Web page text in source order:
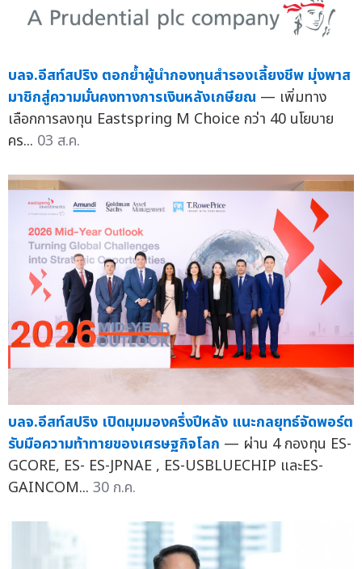
บลจ.อีสท์สปริง ตอกย้ำผู้นำกองทุนสำรองเลี้ยงชีพ มุ่งพาส
มาชิกสู่ความมั่นคงทางการเงินหลังเกษียณ — เพิ่มทาง
เลือกการลงทุน Eastspring M Choice กว่า 40 นโยบาย
คร... 03 ส.ค.
บลจ.อีสท์สปริง เปิดมุมมองครึ่งปีหลัง แนะกลยุทธ์จัดพอร์ต
รับมือความท้าทายของเศรษฐกิจโลก — ผ่าน 4 กองทุน ES-
GCORE, ES- ES-JPNAE , ES-USBLUECHIP และES-
GAINCOM... 30 ก.ค.